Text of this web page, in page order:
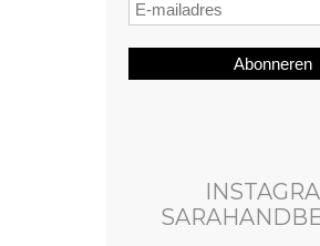
Abonneren